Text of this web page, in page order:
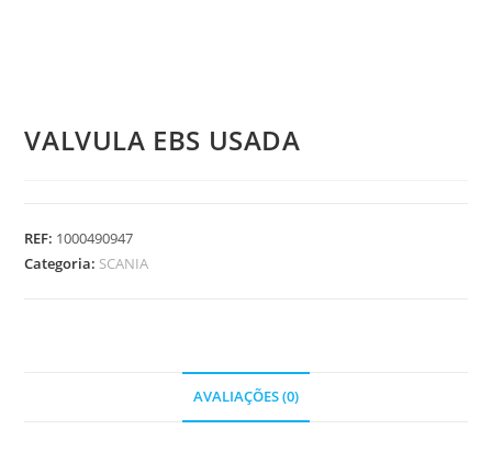
VALVULA EBS USADA
REF: 1000490947
Categoria: SCANIA
AVALIAÇÕES (0)